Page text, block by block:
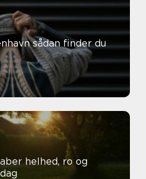
finder du
helhed, ro og